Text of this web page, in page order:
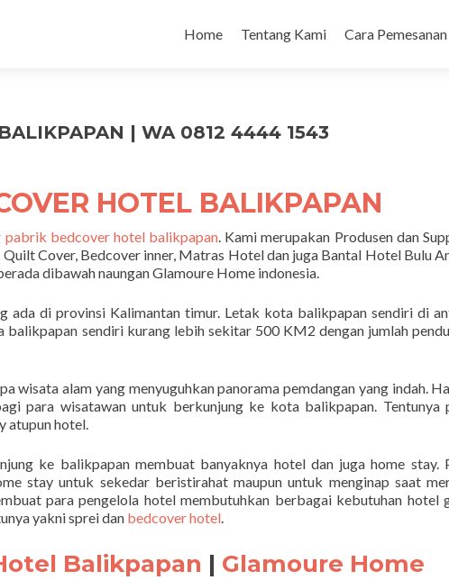
Home Tentang Kami Cara
| WA 0812 4444 1543
HOTEL BALIKPAPAN
pabrik bedcover hotel balikpapan. Kami merupakan Produsen dan
Cover, Bedcover inner, Matras Hotel dan juga Bantal Hotel Bulu
dibawah naungan Glamoure Home indonesia.
ada di provinsi Kalimantan timur. Letak kota balikpapan sendiri di
balikpapan sendiri kurang lebih sekitar 500 KM2 dengan jumlah
wisata alam yang menyuguhkan panorama pemdangan yang indah.
para wisatawan untuk berkunjung ke kota balikpapan. Tentunya
atupun hotel.
ke balikpapan membuat banyaknya hotel dan juga home stay.
stay untuk sekedar beristirahat maupun untuk menginap saat
para pengelola hotel membutuhkan berbagai kebutuhan hotel
yakni sprei dan bedcover hotel.
Balikpapan | Glamoure Home